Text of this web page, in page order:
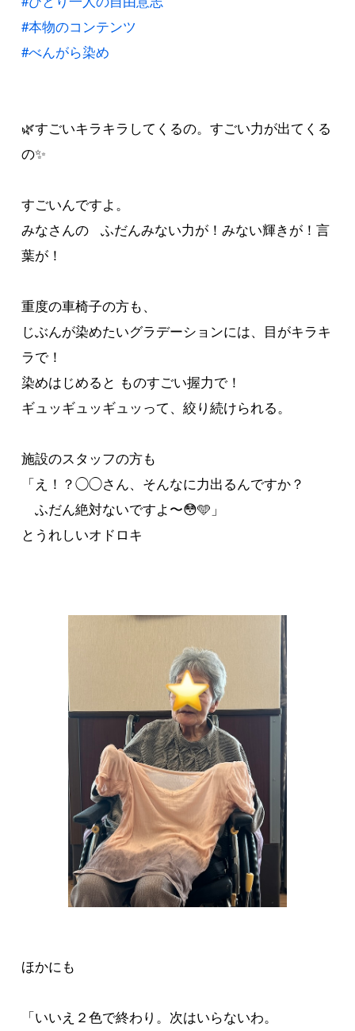
#本物のコンテンツ
#べんがら染め
🌿すごいキラキラしてくるの。すごい力が出てくる
の✨
すごいんですよ。
みなさんの ふだんみない力が！みない輝きが！言
葉が！
重度の車椅子の方も、
じぶんが染めたいグラデーションには、目がキラキ
ラで！
染めはじめると ものすごい握力で！
ギュッギュッギュッって、絞り続けられる。
施設のスタッフの方も
「え！？◯◯さん、そんなに力出るんですか？
ふだん絶対ないですよ〜😳🩵」
とうれしいオドロキ
ほかにも
「いいえ２色で終わり。次はいらないわ。